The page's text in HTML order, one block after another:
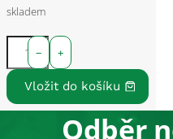
skladem
+
−
Odběr